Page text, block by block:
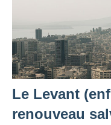
Le Levant
renouveau